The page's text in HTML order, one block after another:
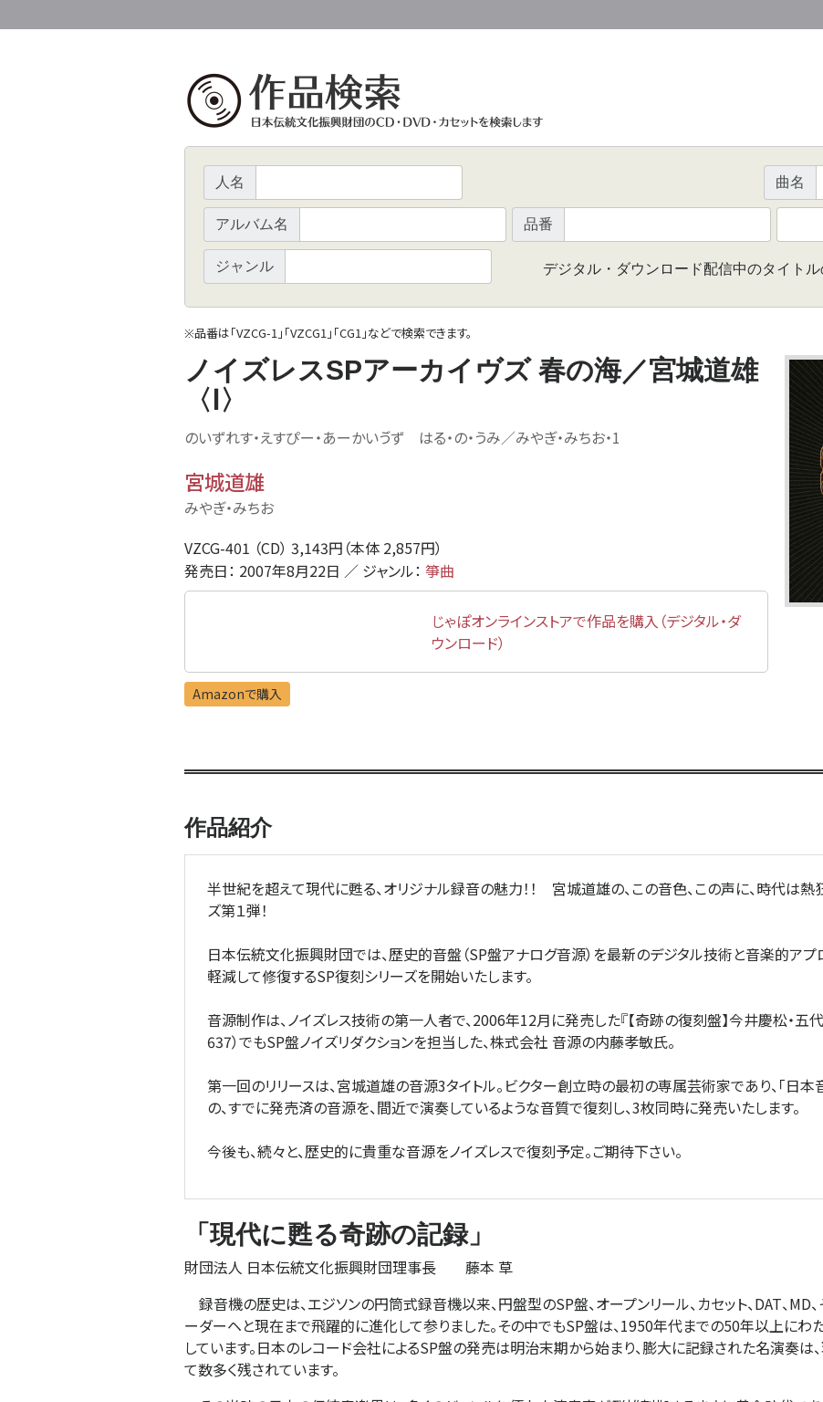
人名 曲名
アルバム名 品番
ジャンル デジタル・ダウンロード配信中のタイト
※品番は「VZCG-1」「VZCG1」「CG1」などで検索できます。
ノイズレスSPアーカイヴズ 春の海／宮城道雄
〈Ⅰ〉
のいずれす・えすぴー・あーかいゔず はる・の・うみ／みやぎ・みちお・1
宮城道雄
みやぎ・みちお
VZCG-401 （CD） 3,143円（本体 2,857円）
発売日： 2007年8月22日 ／ ジャンル： 箏曲
じゃぽオンラインストアで作品を購入（デジタル・ダ
ウンロード）
Amazonで購入
作品紹介
半世紀を超えて現代に甦る、オリジナル録音の魅力！！ 宮城道雄の、この音色、この声に、時代は熱
ズ第１弾！
日本伝統文化振興財団では、歴史的音盤（SP盤アナログ音源）を最新のデジタル技術と音楽的アプ
軽減して修復するSP復刻シリーズを開始いたします。
音源制作は、ノイズレス技術の第一人者で、2006年12月に発売した『【奇跡の復刻盤】今井慶松・五
637）でもSP盤ノイズリダクションを担当した、株式会社 音源の内藤孝敏氏。
第一回のリリースは、宮城道雄の音源3タイトル。ビクター創立時の最初の専属芸術家であり、「日
の、すでに発売済の音源を、間近で演奏しているような音質で復刻し、3枚同時に発売いたします。
今後も、続々と、歴史的に貴重な音源をノイズレスで復刻予定。ご期待下さい。
「現代に甦る奇跡の記録」
財団法人 日本伝統文化振興財団理事長 藤本 草
録音機の歴史は、エジソンの円筒式録音機以来、円盤型のSP盤、オープンリール、カセット、DAT、MD、
ーダーヘと現在まで飛躍的に進化して参りました。その中でもSP盤は、1950年代までの50年以上にわ
しています。日本のレコード会社によるSP盤の発売は明治末期から始まり、膨大に記録された名演奏は
て数多く残されています。